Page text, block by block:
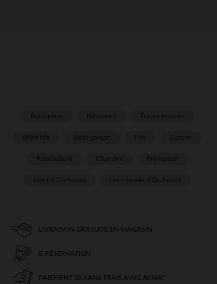
LIVRAISON GRATUITE EN MAGASIN
E-RÉSERVATION
PAIEMENT 3X SANS FRAIS AVEC ALMA*